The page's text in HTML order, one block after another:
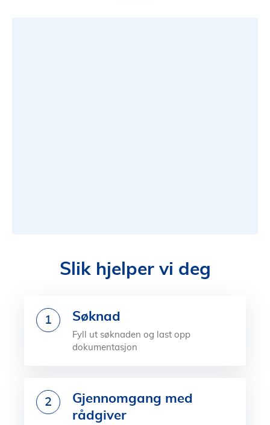
Slik hjelper vi deg
1 Søknad
Fyll ut søknaden og last opp
dokumentasjon
2
Gjennomgang med
rådgiver